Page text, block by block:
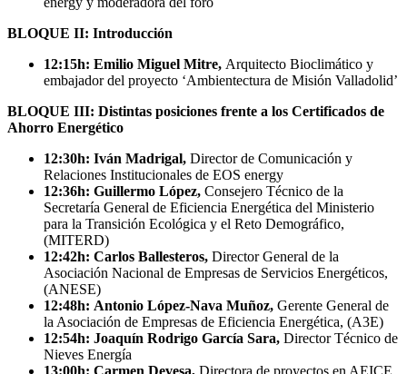
BLOQUE II: Introducción
12:15h: Emilio Miguel Mitre, Arquitecto Bioclimático y
embajador del proyecto ‘Ambientectura de Misión Valladolid’
BLOQUE III: Distintas posiciones frente a los Certificados de
Ahorro Energético
12:30h: Iván Madrigal, Director de Comunicación y
Relaciones Institucionales de EOS energy
12:36h: Guillermo López, Consejero Técnico de la
Secretaría General de Eficiencia Energética del Ministerio
para la Transición Ecológica y el Reto Demográfico,
(MITERD)
12:42h: Carlos Ballesteros, Director General de la
Asociación Nacional de Empresas de Servicios Energéticos,
(ANESE)
12:48h: Antonio López-Nava Muñoz, Gerente General de
la Asociación de Empresas de Eficiencia Energética, (A3E)
12:54h: Joaquín Rodrigo García Sara, Director Técnico de
Nieves Energía